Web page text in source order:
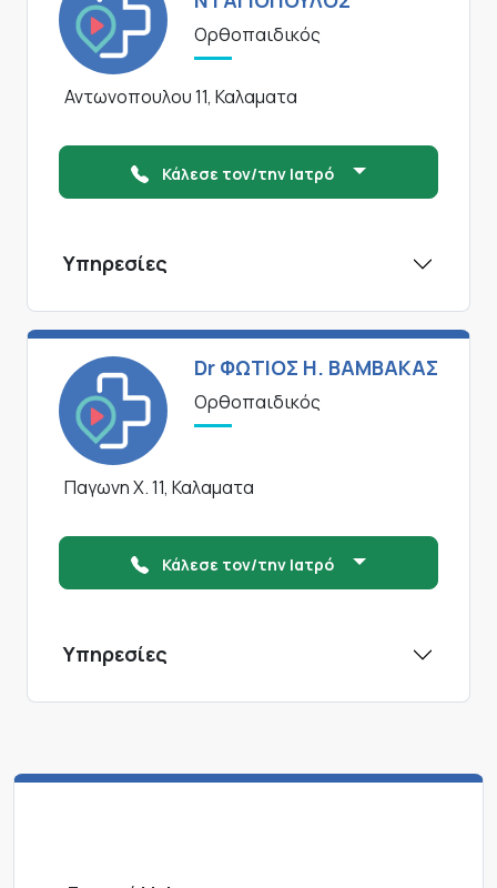
Ορθοπαιδικός
Αντωνοπουλου 11, Καλαματα
Κάλεσε τον/την Ιατρό
Υπηρεσίες
Dr ΦΩΤΙΟΣ Η. ΒΑΜΒΑΚΑΣ
Ορθοπαιδικός
Παγωνη Χ. 11, Καλαματα
Κάλεσε τον/την Ιατρό
Υπηρεσίες